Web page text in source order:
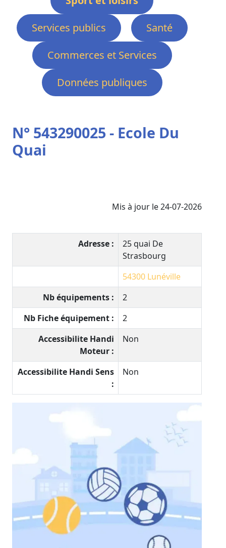
Services publics
Santé
Commerces et Services
Données publiques
N° 543290025 - Ecole Du
Quai
Mis à jour le 24-07-2026
Adresse :
25 quai De
Strasbourg
54300 Lunéville
Nb équipements :
2
Nb Fiche équipement :
2
Accessibilite Handi
Moteur :
Non
Accessibilite Handi Sens
:
Non